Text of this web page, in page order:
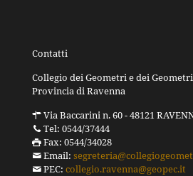
Contatti
Collegio dei Geometri e dei
Provincia di Ravenna
Via Baccarini n. 60 - 48121
Tel: 0544/37444
Fax: 0544/34028
Email:
PEC: collegio.ravenna@geopec.it